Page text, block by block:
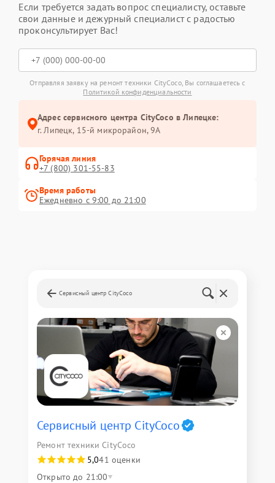
Если требуется задать вопрос специалисту, оставьте
свои данные и дежурный специалист с радостью
проконсультирует Вас!
Отправляя заявку на ремонт техники CityCoco, Вы соглашаетесь с
Политикой конфиденциальности
Адрес сервисного центра CityCoco в Липецке:
г. Липецк, 15-й микрорайон, 9А
Горячая линия
+7 (800) 301-55-83
Время работы
Ежедневно с 9:00 до 21:00
Сервисный центр CityCoco
Сервисный центр CityCoco
Ремонт техники CityCoco
5,041 оценки
Открыто до 21:00